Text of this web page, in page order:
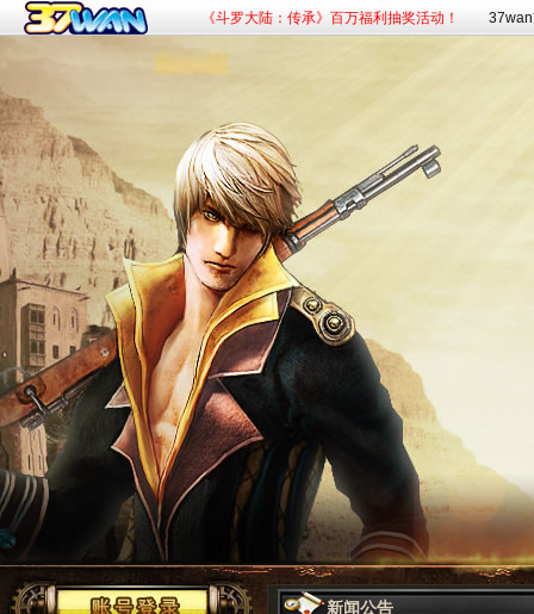
《斗罗大陆：传承》百万福利抽奖活动！
新闻公告